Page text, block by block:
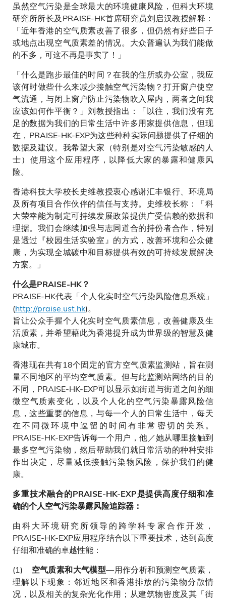
虽然空气污染是全球最大的环境健康风险，但科大环境
研究所所长及PRAISE-HK首席研究员刘启汉教授解释：
「近年香港的空气质素改善了很多，但仍然有好些日子
或地点出现空气质素差的情况。大众普遍认为我们能做
的不多，可这不再是事实了！」
「什么是跑步最佳的时间？在我的住所或办公室，我应
该何时做些什么来减少接触空气污染物？打开窗户使空
气流通，与闭上窗户防止污染物吹入屋内，两者之间我
应该如何作平衡？」刘教授指出：「以往，我们没有充
足的数据为我们的日常生活中许多用家提供信息，但现
在，PRAISE-HK-EXP为这些种种实际问题提供了仔细的
数据及建议。我希望大家（特别是对空气污染敏感的人
士）使用这个应用程序，以降低大家的暴露和健康风
险。
香港科技大学校长史维教授衷心感谢汇丰银行、环境局
及所有项目合作伙伴的信任与支持。史维校长称：「科
大荣幸能为制定可持续发展政策提供广受信赖的数据和
理据。我们会继续加强与志同道合的持份者合作，特别
是透过『校园生活实验室』的方式，改善环境和公众健
康，为实现全城碳中和目标提供有效的可持续发展解决
方案。」
什么是PRAISE-HK？
PRAISE-HK代表「个人化实时空气污染风险信息系统」
(http://praise.ust.hk)。
旨让公众手握个人化实时空气质素信息，改善健康及生
活质素，并希望藉此为香港提升成为世界级的智慧及健
康城市。
香港现在共有18个固定的官方空气质素监测站，旨在测
量不同地区的平均空气质素。但与此监测站网络的目的
不同，PRAISE-HK-EXP可以显示如街道与街道之间的细
微空气质素变化，以及个人化的空气污染暴露风险信
息，这些重要的信息，与每一个人的日常生活中，每天
在不同微环境中逗留的时间有非常密切的关系。
PRAISE-HK-EXP告诉每一个用户，他／她从哪里接触到
最多空气污染物，然后帮助我们就日常活动的种种安排
作出决定，尽量减低接触污染物风险，保护我们的健
康。
多重技术融合的PRAISE-HK-EXP是提供高度仔细和准
确的个人空气污染暴露风险追踪器：
由科大环境研究所领导的跨学科专家合作开发，
PRAISE-HK-EXP应用程序结合以下重要技术，达到高度
仔细和准确的卓越性能：
(1) 空气质素和大气模型—用作分析和预测空气质素，
理解以下现象：邻近地区和香港排放的污染物分散情
况，以及相关的复杂光化作用；从建筑物密度及其「街